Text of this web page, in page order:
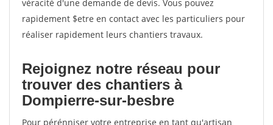
véracité d'une demande de devis. Vous pouvez
rapidement $etre en contact avec les particuliers pour
réaliser rapidement leurs chantiers travaux.
Rejoignez notre réseau pour
trouver des chantiers à
Dompierre-sur-besbre
Pour pérénniser votre entreprise en tant qu'artisan